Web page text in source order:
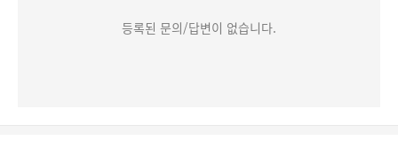
등록된 문의/답변이 없습니다.